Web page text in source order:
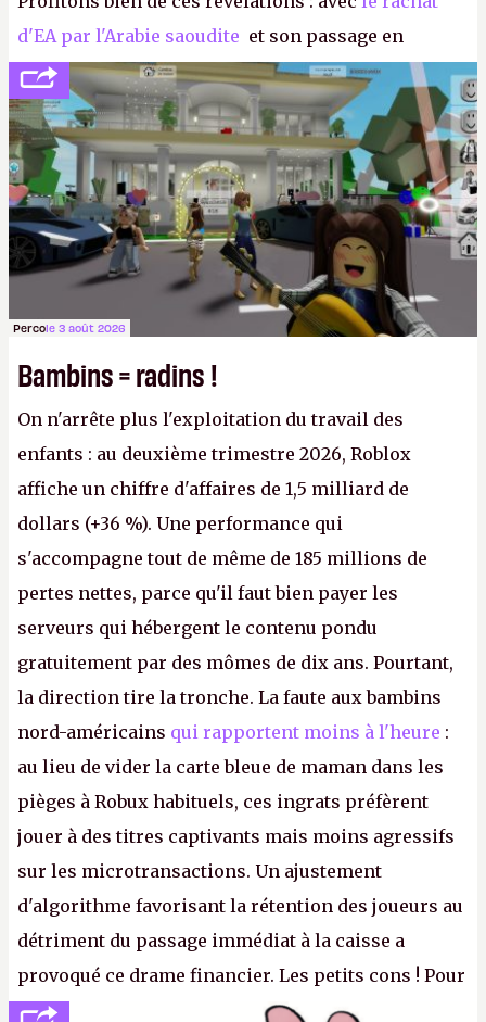
d'EA par l'Arabie saoudite et son passage en
société privée, l'éditeur n'aura bientôt plus
l'obligation de publier ses bilans. Encore une
victoire pour la transparence.P.
Percole 3 août 2026
Bambins = radins !
On n'arrête plus l'exploitation du travail des
enfants : au deuxième trimestre 2026, Roblox
affiche un chiffre d'affaires de 1,5 milliard de
dollars (+36 %). Une performance qui
s'accompagne tout de même de 185 millions de
pertes nettes, parce qu'il faut bien payer les
serveurs qui hébergent le contenu pondu
gratuitement par des mômes de dix ans. Pourtant,
la direction tire la tronche. La faute aux bambins
nord-américains qui rapportent moins à l'heure :
au lieu de vider la carte bleue de maman dans les
pièges à Robux habituels, ces ingrats préfèrent
jouer à des titres captivants mais moins agressifs
sur les microtransactions. Un ajustement
d'algorithme favorisant la rétention des joueurs au
détriment du passage immédiat à la caisse a
provoqué ce drame financier. Les petits cons ! Pour
se consoler, le PDG David Baszucki peut compter